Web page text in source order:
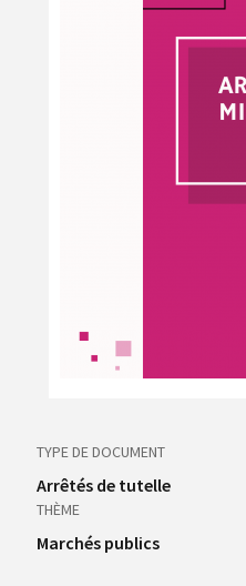
TYPE DE DOCUMENT
Arrêtés de tutelle
THÈME
Marchés publics